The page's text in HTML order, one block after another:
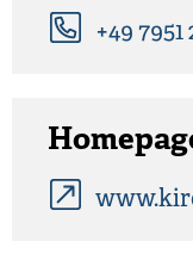
+49 7951